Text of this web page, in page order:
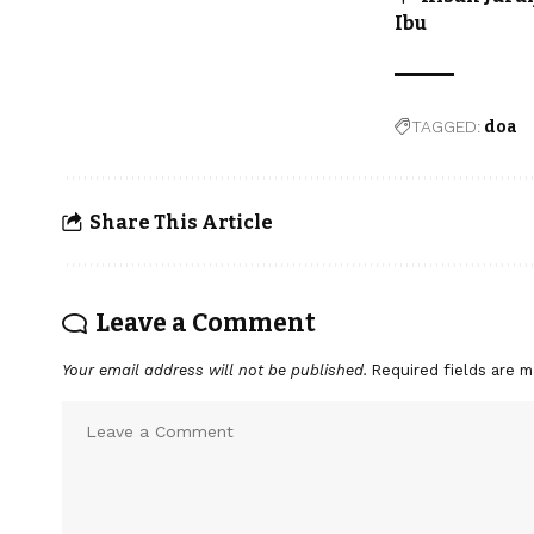
Ibu
TAGGED: doa
Share This Article
Leave a Comment
Your email address will not be published. Required fields are